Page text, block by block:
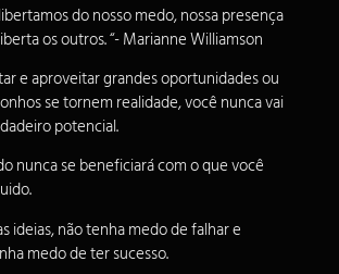
do nosso medo, nossa presença
os outros. “- Marianne Williamson
e aproveitar grandes oportunidades ou
se tornem realidade, você nunca vai
potencial.
nunca se beneficiará com o que você
ideias, não tenha medo de falhar e
medo de ter sucesso.